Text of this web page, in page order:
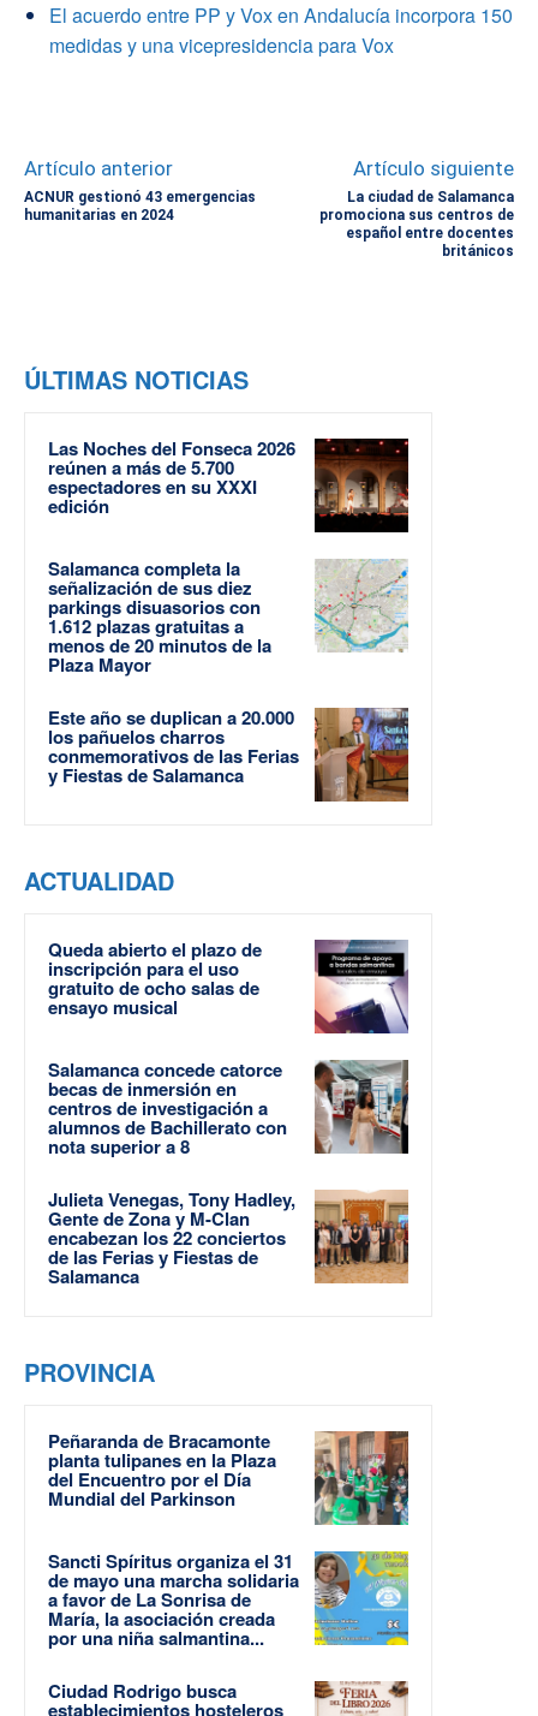
El acuerdo entre PP y Vox en Andalucía incorpora 150
medidas y una vicepresidencia para Vox
Artículo anterior
ACNUR gestionó 43 emergencias
humanitarias en 2024
Artículo siguiente
La ciudad de Salamanca
promociona sus centros de
español entre docentes
británicos
ÚLTIMAS NOTICIAS
Las Noches del Fonseca 2026
reúnen a más de 5.700
espectadores en su XXXI
edición
Salamanca completa la
señalización de sus diez
parkings disuasorios con
1.612 plazas gratuitas a
menos de 20 minutos de la
Plaza Mayor
Este año se duplican a 20.000
los pañuelos charros
conmemorativos de las Ferias
y Fiestas de Salamanca
ACTUALIDAD
Queda abierto el plazo de
inscripción para el uso
gratuito de ocho salas de
ensayo musical
Salamanca concede catorce
becas de inmersión en
centros de investigación a
alumnos de Bachillerato con
nota superior a 8
Julieta Venegas, Tony Hadley,
Gente de Zona y M-Clan
encabezan los 22 conciertos
de las Ferias y Fiestas de
Salamanca
PROVINCIA
Peñaranda de Bracamonte
planta tulipanes en la Plaza
del Encuentro por el Día
Mundial del Parkinson
Sancti Spíritus organiza el 31
de mayo una marcha solidaria
a favor de La Sonrisa de
María, la asociación creada
por una niña salmantina...
Ciudad Rodrigo busca
establecimientos hosteleros